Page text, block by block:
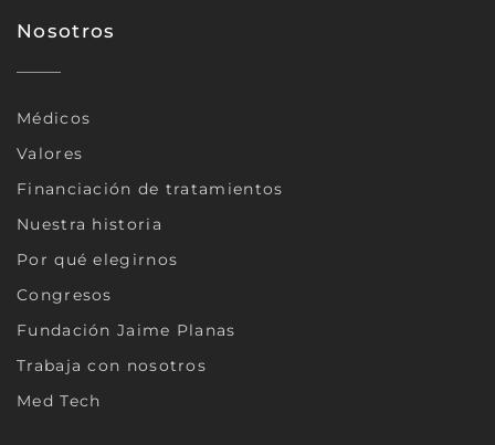
Nosotros
Médicos
Valores
Financiación de tratamientos
Nuestra historia
Por qué elegirnos
Congresos
Fundación Jaime Planas
Trabaja con nosotros
Med Tech